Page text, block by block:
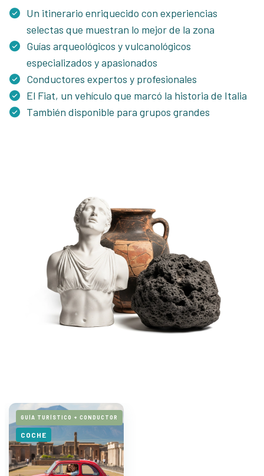
Un itinerario enriquecido con experiencias
selectas que muestran lo mejor de la zona
Guías arqueológicos y vulcanológicos
especializados y apasionados
Conductores expertos y profesionales
El Fiat, un vehículo que marcó la historia de Italia
También disponible para grupos grandes
GUÍA TURÍSTICO + CONDUCTOR
COCHE